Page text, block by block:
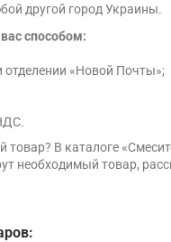
другой город Украины.
способом:
«Новой Почты»;
товар? В каталоге
необходимый товар,